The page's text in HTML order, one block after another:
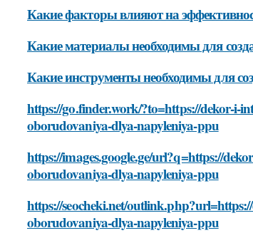
Какие факторы влияют на
Какие материалы необходимы для
Какие инструменты необходимы для
https://go.finder.work/?to=https://dekor-i-
oborudovaniya-dlya-napyleniya-ppu
https://images.google.ge/url?q=https://
oborudovaniya-dlya-napyleniya-ppu
https://seocheki.net/
oborudovaniya-dlya-napyleniya-ppu